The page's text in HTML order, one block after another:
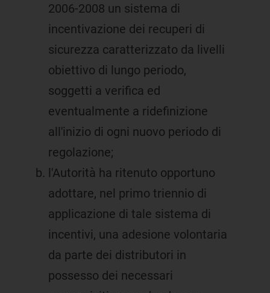
2006-2008 un sistema di
incentivazione dei recuperi di
sicurezza caratterizzato da livelli
obiettivo di lungo periodo,
soggetti a verifica ed
eventualmente a ridefinizione
all'inizio di ogni nuovo periodo di
regolazione;
l'Autorità ha ritenuto opportuno
adottare, nel primo triennio di
applicazione di tale sistema di
incentivi, una adesione volontaria
da parte dei distributori in
possesso dei necessari